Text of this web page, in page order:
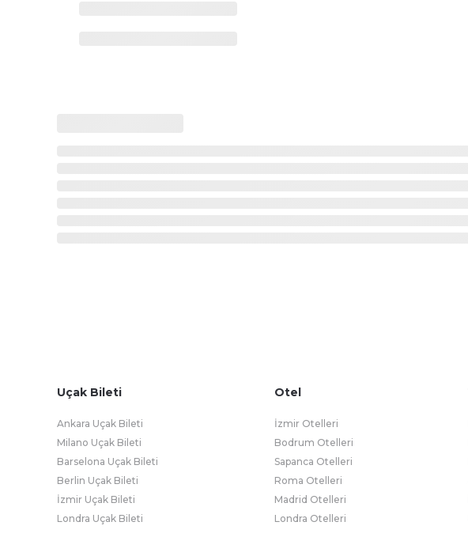
Uçak Bileti
Ankara Uçak Bileti
Milano Uçak Bileti
Barselona Uçak Bileti
Berlin Uçak Bileti
İzmir Uçak Bileti
Londra Uçak Bileti
Otel
İzmir Otelleri
Bodrum Otelleri
Sapanca Otelleri
Roma Otelleri
Madrid Otelleri
Londra Otelleri